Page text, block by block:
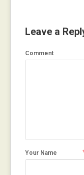
Leave a
Comment
Your Name